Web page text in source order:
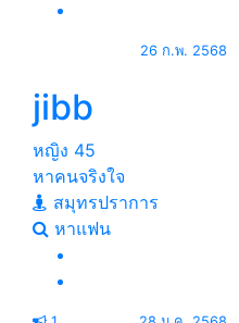
26 ก.พ. 2568
jibb
หญิง 45
หาคนจริงใจ
สมุทรปราการ
หาแฟน